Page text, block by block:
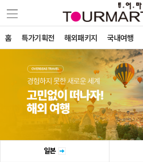
홈 특가기획전 해외패키지 국내여행
일본